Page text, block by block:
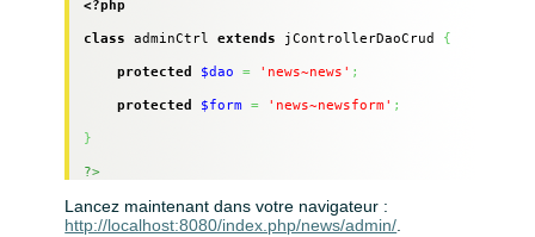
<?php
class adminCtrl extends jControllerDaoCrud {
protected
$dao = 'news~news' ;
protected
$form = 'news~newsform' ;
}
?>
Lancez maintenant dans votre navigateur :
http://localhost:8080/index.php/news/admin/.